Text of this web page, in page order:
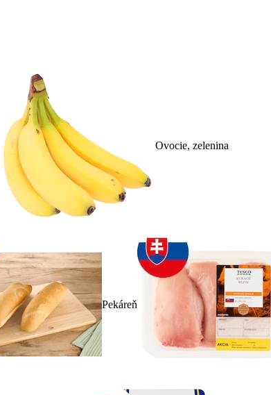
Ovocie, zelenina
Pekáreň